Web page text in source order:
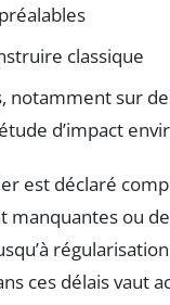
classique
notamment sur
d’impact
est déclaré
manquantes ou
ces délais vaut